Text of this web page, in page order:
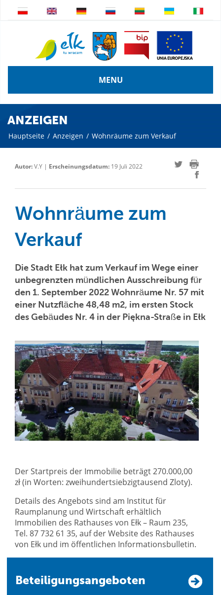
MENU
ANZEIGEN
Hauptseite / Anzeigen / Wohnräume zum Verkauf
Autor:V.Y | Erscheinungsdatum: 19 Juli 2022
Wohnräume zum
Verkauf
Die Stadt Ełk hat zum Verkauf im Wege einer
unbegrenzten mündlichen Ausschreibung für
den 1. September 2022 Wohnräume Nr. 57 mit
einer Nutzfläche 48,48 m2, im ersten Stock
des Gebäudes Nr. 4 in der Piękna-Straße in Ełk
Der Startpreis der Immobilie beträgt 270.000,00
zł (in Worten: zweihundertsiebzigtausend Zloty).
Details des Angebots sind am Institut für
Raumplanung und Wirtschaft erhältlich
Immobilien des Rathauses von Ełk – Raum 235,
Tel. 87 732 61 35, auf der Website des Rathauses
von Ełk und im öffentlichen Informationsbulletin.
Beteiligungsangeboten